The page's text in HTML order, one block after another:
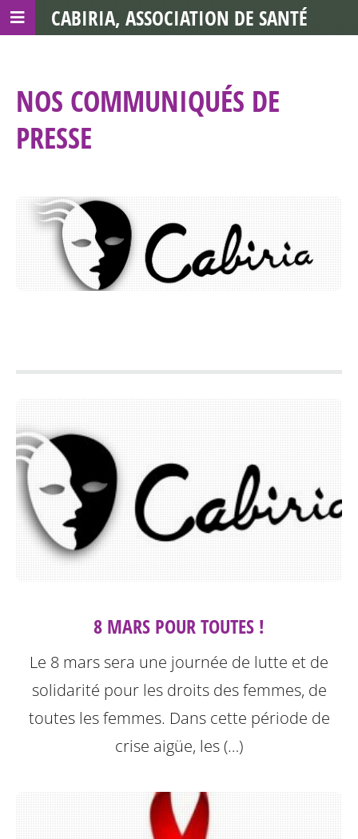
NOS COMMUNIQUÉS DE
PRESSE
8 MARS POUR TOUTES !
Le 8 mars sera une journée de lutte et de
solidarité pour les droits des femmes, de
toutes les femmes. Dans cette période de
crise aigüe, les (…)
CABIRIA, ASSOCIATION DE SANTÉ